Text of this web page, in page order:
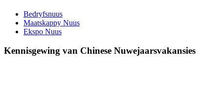
Bedryfsnuus
Maatskappy Nuus
Ekspo Nuus
Kennisgewing van Chinese Nuwejaarsvakansies